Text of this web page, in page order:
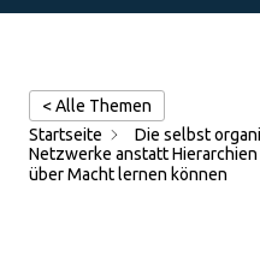
< Alle Themen
Startseite
Die selbst
Netzwerke anstatt Hierarchien
über Macht lernen können